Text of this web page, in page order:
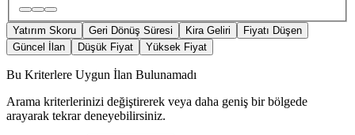
Yatırım Skoru Geri Dönüş Süresi Kira Geliri
Fiyatı Düşen
Güncel İlan
Düşük Fiyat Yüksek Fiyat
Bu Kriterlere Uygun İlan Bulunamadı
Arama kriterlerinizi değiştirerek veya daha geniş bir bölgede
arayarak tekrar deneyebilirsiniz.